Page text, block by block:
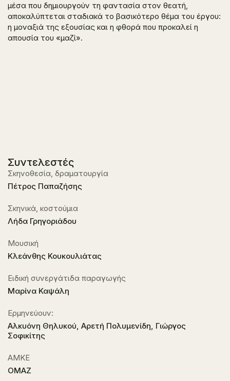
μέσα που δημιουργούν τη φαντασία στον θεατή,
αποκαλύπτεται σταδιακά το βασικότερο θέμα του έργου:
η μοναξιά της εξουσίας και η φθορά που προκαλεί η
απουσία του «μαζί».
Συντελεστές
Σκηνοθεσία, δραματουργία
Πέτρος Παπαζήσης
Σκηνικά, κοστούμια
Λήδα Γρηγοριάδου
Μουσική
Κλεάνθης Κουκουλιάτας
Ειδική συνεργάτιδα παραγωγής
Μαρίνα Καψάλη
Ερμηνεύουν:
Αλκυόνη Θηλυκού, Αρετή Πολυμενίδη, Γιώργος
Σοφικίτης
ΑΜΚΕ
ΟΜΑΖ